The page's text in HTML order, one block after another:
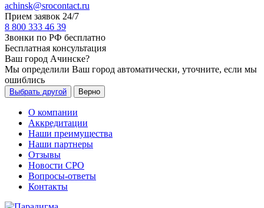
achinsk@srocontact.ru
Прием заявок 24/7
8 800 333 46 39
Звонки по РФ бесплатно
Бесплатная консультация
Ваш город Ачинске?
Мы определили Ваш город автоматически, уточните, если мы
ошиблись
Выбрать другой Верно
О компании
Аккредитации
Наши преимущества
Наши партнеры
Отзывы
Новости СРО
Вопросы-ответы
Контакты